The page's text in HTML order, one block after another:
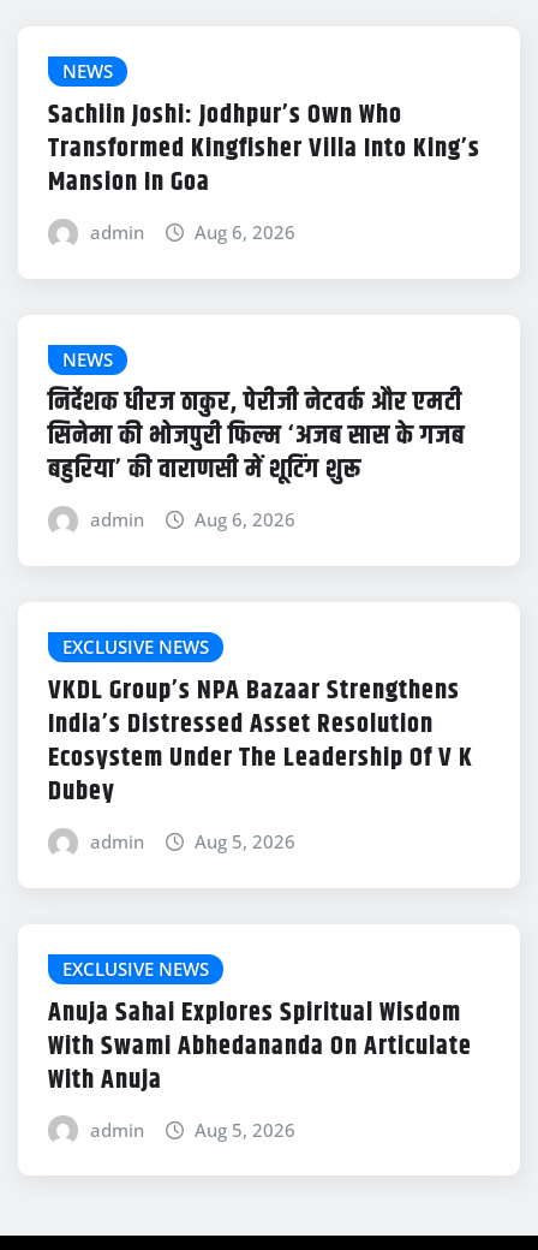
NEWS
Sachiin Joshi: Jodhpur’s Own Who
Transformed Kingfisher Villa Into King’s
Mansion In Goa
admin Aug 6, 2026
NEWS
निर्देशक धीरज ठाकुर, पेरीजी नेटवर्क और एमटी
सिनेमा की भोजपुरी फिल्म ‘अजब सास के गजब
बहुरिया’ की वाराणसी में शूटिंग शुरू
admin Aug 6, 2026
EXCLUSIVE NEWS
VKDL Group’s NPA Bazaar Strengthens
India’s Distressed Asset Resolution
Ecosystem Under The Leadership Of V K
Dubey
admin Aug 5, 2026
EXCLUSIVE NEWS
Anuja Sahai Explores Spiritual Wisdom
With Swami Abhedananda On Articulate
With Anuja
admin Aug 5, 2026